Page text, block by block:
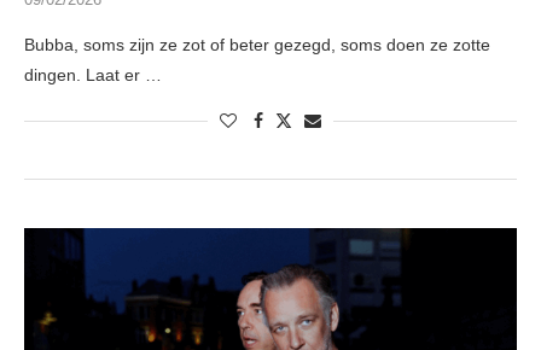
Bubba, soms zijn ze zot of beter gezegd, soms doen ze zotte
dingen. Laat er …